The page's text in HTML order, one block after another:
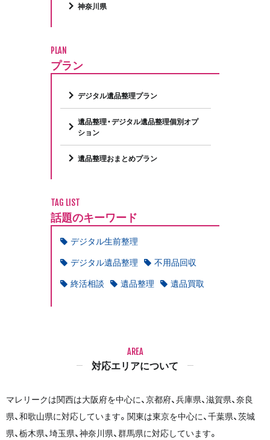
神奈川県
PLAN
プラン
デジタル遺品整理プラン
遺品整理・デジタル遺品整理個別オプ
ション
遺品整理おまとめプラン
TAG LIST
話題のキーワード
デジタル生前整理
デジタル遺品整理
不用品回収
終活相談
遺品整理 遺品買取
AREA
対応エリアについて
マレリークは関西は大阪府を中心に、京都府、兵庫県、滋賀県、奈良
県、和歌山県に対応しています。関東は東京を中心に、千葉県、茨城
県、栃木県、埼玉県、神奈川県、群馬県に対応しています。